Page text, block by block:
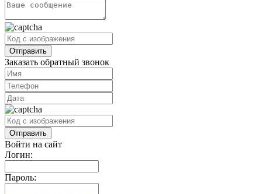
Заказать обратный звонок
Войти на сайт
Логин:
Пароль: